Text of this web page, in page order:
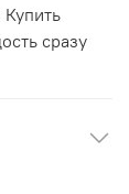
сразу